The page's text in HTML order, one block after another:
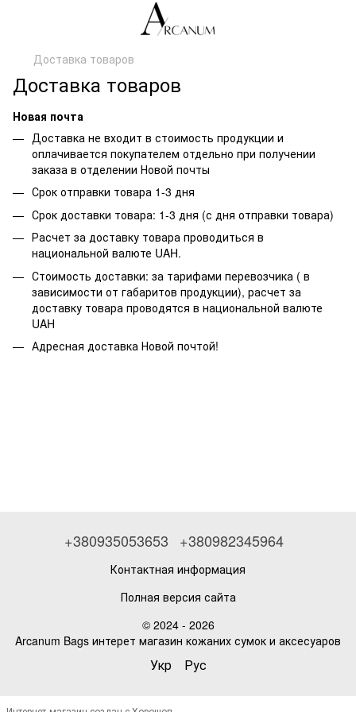
Доставка товаров
Доставка товаров
Новая почта
Доставка не входит в стоимость продукции и
оплачивается покупателем отдельно при получении
заказа в отделении Новой почты
Срок отправки товара 1-3 дня
Срок доставки товара: 1-3 дня (с дня отправки товара)
Расчет за доставку товара проводиться в
национальной валюте UAH.
Стоимость доставки: за тарифами перевозчика ( в
зависимости от габаритов продукции), расчет за
доставку товара проводятся в национальной валюте
UAH
Адресная доставка Новой почтой!
+380935053653 +380982345964
Контактная информация
Полная версия сайта
© 2024 - 2026
Arcanum Bags интерет магазин кожаних сумок и аксесуаров
Укр Рус